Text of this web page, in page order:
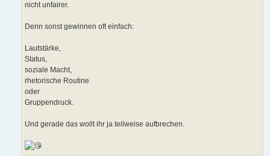
nicht unfairer.
Denn sonst gewinnen oft einfach:
Lautstärke,
Status,
soziale Macht,
rhetorische Routine
oder
Gruppendruck.
Und gerade das wollt ihr ja teilweise aufbrechen.